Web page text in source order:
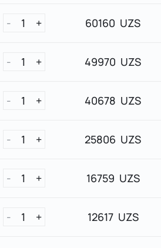
- 1 + 60160 UZS
- 1 + 49970 UZS
- 1 + 40678 UZS
- 1 + 25806 UZS
- 1 + 16759 UZS
- 1 + 12617 UZS